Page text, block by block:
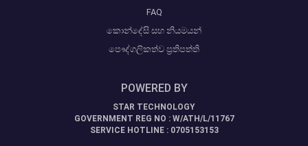
FAQ
කොන්දේසි සහ නියමයන්
පෞද්ගලිකත්ව ප්‍රතිපත්ති
POWERED BY
STAR TECHNOLOGY
GOVERNMENT REG NO : W/ATH/L/11767
SERVICE HOTLINE : 0705153153